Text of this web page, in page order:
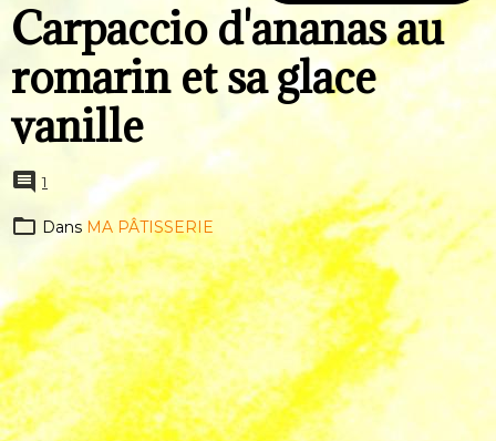
Carpaccio d'ananas au
romarin et sa glace
vanille
1
DansMA PÂTISSERIE